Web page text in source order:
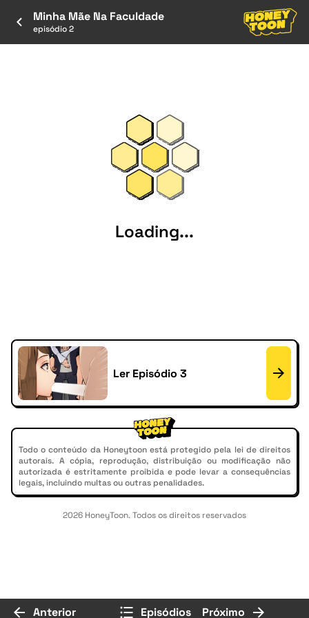
Minha Mãe Na Faculdade
episódio 2
Loading...
Ler Episódio 3
Todo o conteúdo da Honeytoon está protegido pela lei de direitos
autorais. A cópia, reprodução, distribuição ou modificação não
autorizada é estritamente proibida e pode levar a consequências
legais, incluindo multas ou outras penalidades.
2026 HoneyToon. Todos os direitos reservados
Anterior Episódios Próximo